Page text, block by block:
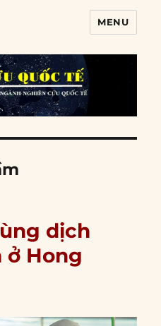
MENU
dịch
ở Hong